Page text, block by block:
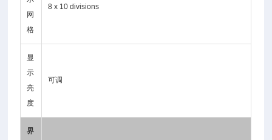
网
格
8 x 10 divisions
显
示
亮
度
可调
界